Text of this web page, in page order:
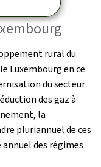
du
rural du
Luxembourg en ce
du secteur
des gaz à
la
pluriannuel de ces
des régimes